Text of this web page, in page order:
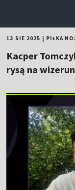
13 SIE 2025 PIŁKA
Kacper
rysą na